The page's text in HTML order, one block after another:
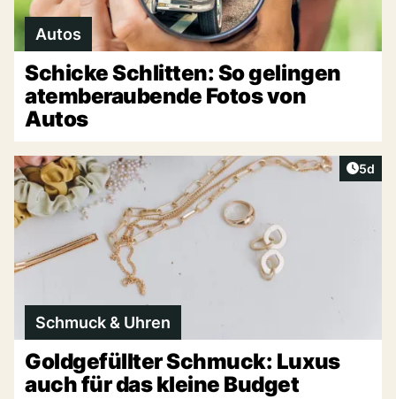
Autos
Schicke Schlitten: So gelingen
atemberaubende Fotos von
Autos
5d
Schmuck & Uhren
Goldgefüllter Schmuck: Luxus
auch für das kleine Budget